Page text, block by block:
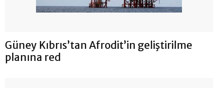
Güney Kıbrıs’tan Afrodit’in geliştirilme
planına red